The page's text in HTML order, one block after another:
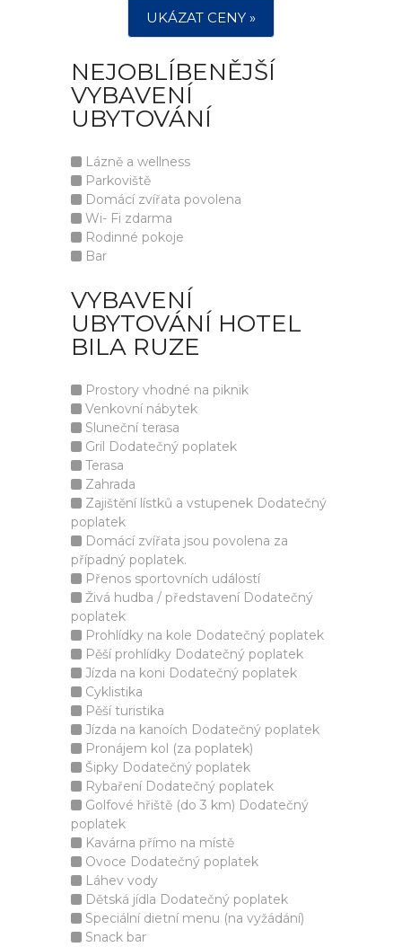
UKÁZAT CENY »
NEJOBLÍBENĚJŠÍ
VYBAVENÍ
UBYTOVÁNÍ
Lázně a wellness
Parkoviště
Domácí zvířata povolena
Wi- Fi zdarma
Rodinné pokoje
Bar
VYBAVENÍ
UBYTOVÁNÍ HOTEL
BILA RUZE
Prostory vhodné na piknik
Venkovní nábytek
Sluneční terasa
Gril Dodatečný poplatek
Terasa
Zahrada
Zajištění lístků a vstupenek Dodatečný
poplatek
Domácí zvířata jsou povolena za
případný poplatek.
Přenos sportovních událostí
Živá hudba / představení Dodatečný
poplatek
Prohlídky na kole Dodatečný poplatek
Pěší prohlídky Dodatečný poplatek
Jízda na koni Dodatečný poplatek
Cyklistika
Pěší turistika
Jízda na kanoích Dodatečný poplatek
Pronájem kol (za poplatek)
Šipky Dodatečný poplatek
Rybaření Dodatečný poplatek
Golfové hřiště (do 3 km) Dodatečný
poplatek
Kavárna přímo na místě
Ovoce Dodatečný poplatek
Láhev vody
Dětská jídla Dodatečný poplatek
Speciální dietní menu (na vyžádání)
Snack bar